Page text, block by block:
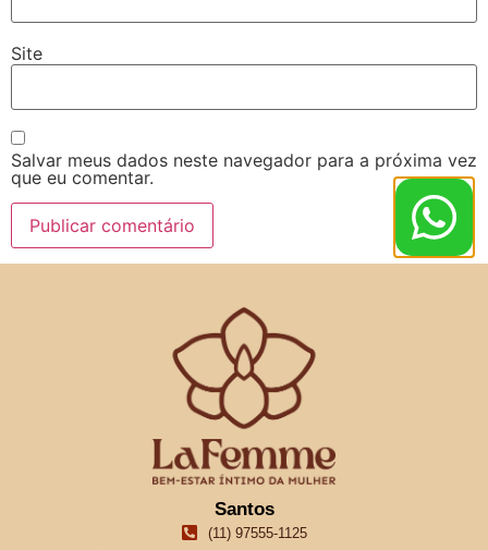
Site
Salvar meus dados neste navegador para a próxima vez
que eu comentar.
Santos
(11) 97555-1125